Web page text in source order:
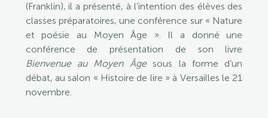
(Franklin), il a présenté, à l’intention des élèves des
classes préparatoires, une conférence sur « Nature
et poésie au Moyen Âge ». Il a donné une
conférence de présentation de son livre
Bienvenue au Moyen Âgesous la forme d’un
débat, au salon « Histoire de lire » à Versailles le 21
novembre.